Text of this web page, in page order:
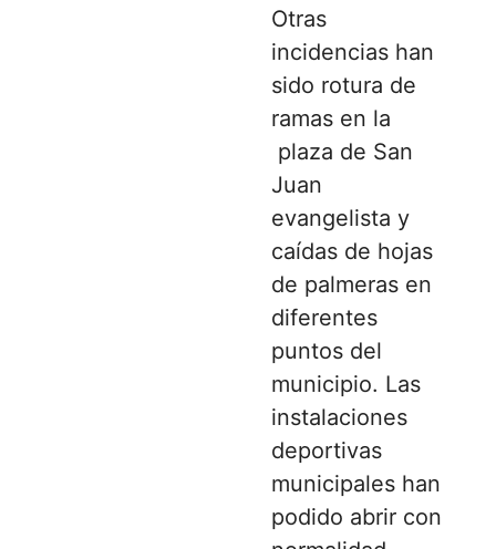
Otras
incidencias han
sido rotura de
ramas en la
plaza de San
Juan
evangelista y
caídas de hojas
de palmeras en
diferentes
puntos del
municipio. Las
instalaciones
deportivas
municipales han
podido abrir con